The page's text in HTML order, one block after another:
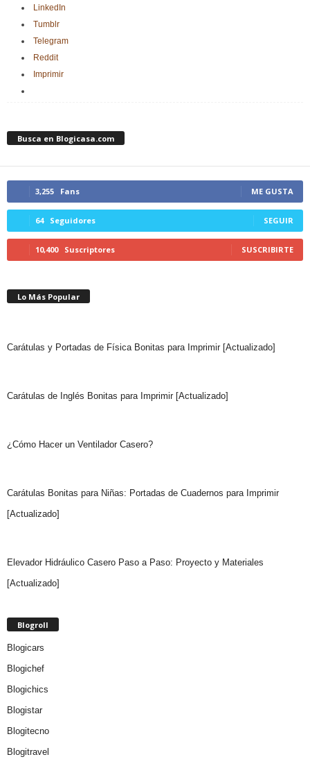
LinkedIn
Tumblr
Telegram
Reddit
Imprimir
Busca en Blogicasa.com
3,255 Fans ME GUSTA
64 Seguidores SEGUIR
10,400 Suscriptores SUSCRIBIRTE
Lo Más Popular
Carátulas y Portadas de Física Bonitas para Imprimir [Actualizado]
Carátulas de Inglés Bonitas para Imprimir [Actualizado]
¿Cómo Hacer un Ventilador Casero?
Carátulas Bonitas para Niñas: Portadas de Cuadernos para Imprimir
[Actualizado]
Elevador Hidráulico Casero Paso a Paso: Proyecto y Materiales
[Actualizado]
Blogroll
Blogicars
Blogichef
Blogichics
Blogistar
Blogitecno
Blogitravel